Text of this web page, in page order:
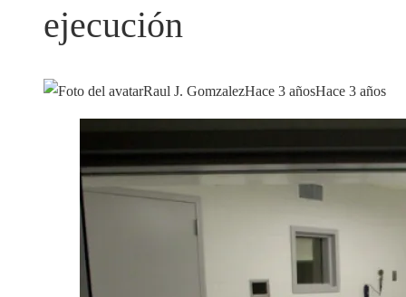
ejecución
Raul J. GomzalezHace 3 añosHace 3 años